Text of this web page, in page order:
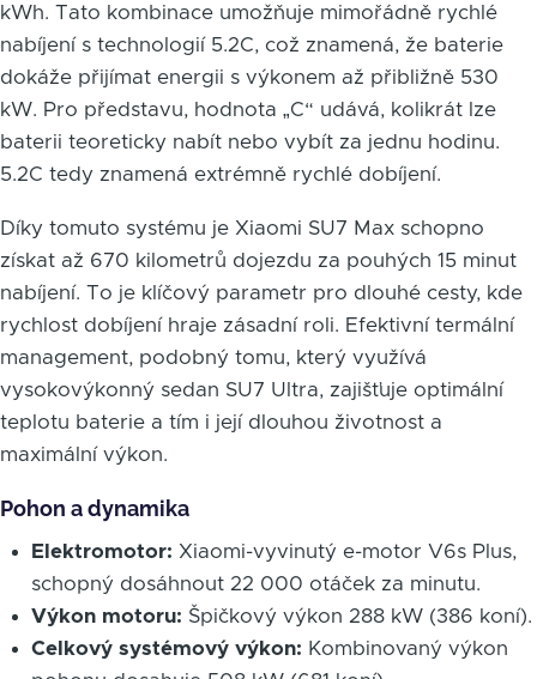
kWh. Tato kombinace umožňuje mimořádně rychlé
nabíjení s technologií 5.2C, což znamená, že baterie
dokáže přijímat energii s výkonem až přibližně 530
kW. Pro představu, hodnota „C“ udává, kolikrát lze
baterii teoreticky nabít nebo vybít za jednu hodinu.
5.2C tedy znamená extrémně rychlé dobíjení.
Díky tomuto systému je Xiaomi SU7 Max schopno
získat až 670 kilometrů dojezdu za pouhých 15 minut
nabíjení. To je klíčový parametr pro dlouhé cesty, kde
rychlost dobíjení hraje zásadní roli. Efektivní termální
management, podobný tomu, který využívá
vysokovýkonný sedan SU7 Ultra, zajišťuje optimální
teplotu baterie a tím i její dlouhou životnost a
maximální výkon.
Pohon a dynamika
Elektromotor: Xiaomi-vyvinutý e-motor V6s Plus,
schopný dosáhnout 22 000 otáček za minutu.
Výkon motoru: Špičkový výkon 288 kW (386 koní).
Celkový systémový výkon: Kombinovaný výkon